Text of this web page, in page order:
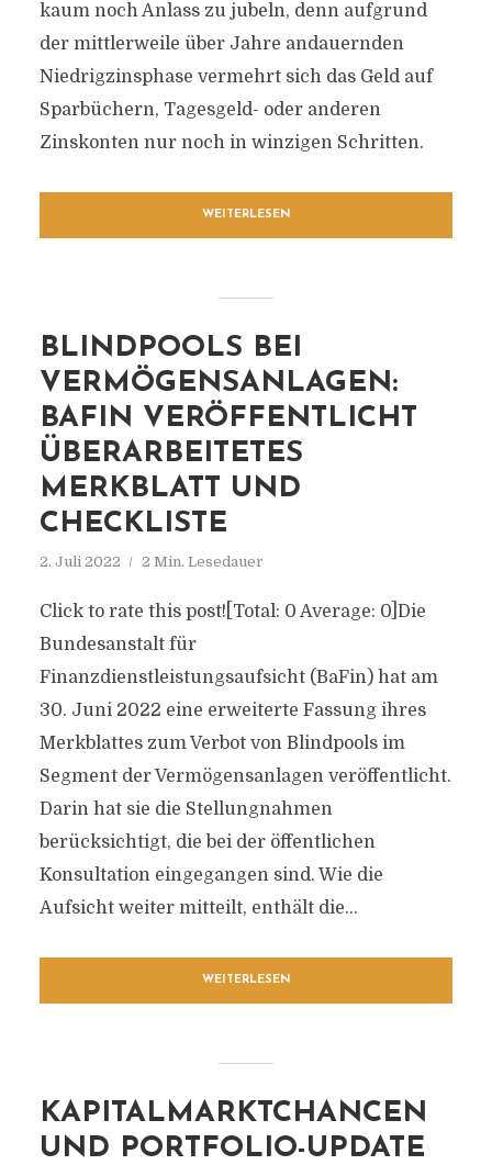
kaum noch Anlass zu jubeln, denn aufgrund
der mittlerweile über Jahre andauernden
Niedrigzinsphase vermehrt sich das Geld auf
Sparbüchern, Tagesgeld- oder anderen
Zinskonten nur noch in winzigen Schritten.
WEITERLESEN
BLINDPOOLS BEI
VERMÖGENSANLAGEN:
BAFIN VERÖFFENTLICHT
ÜBERARBEITETES
MERKBLATT UND
CHECKLISTE
2. Juli 2022 2 Min. Lesedauer
Click to rate this post![Total: 0 Average: 0]Die
Bundesanstalt für
Finanzdienstleistungsaufsicht (BaFin) hat am
30. Juni 2022 eine erweiterte Fassung ihres
Merkblattes zum Verbot von Blindpools im
Segment der Vermögensanlagen veröffentlicht.
Darin hat sie die Stellungnahmen
berücksichtigt, die bei der öffentlichen
Konsultation eingegangen sind. Wie die
Aufsicht weiter mitteilt, enthält die...
WEITERLESEN
KAPITALMARKTCHANCEN
UND PORTFOLIO-UPDATE